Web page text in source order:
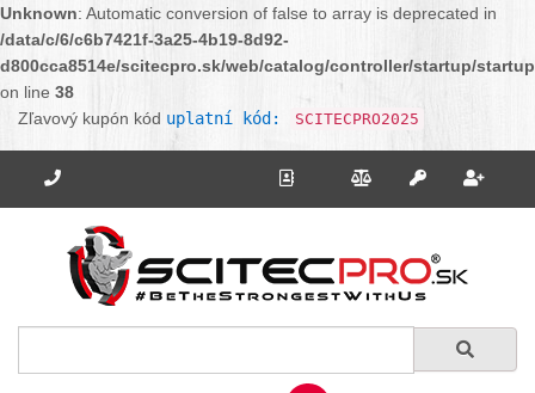
Unknown: Automatic conversion of false to array is deprecated in
/data/c/6/c6b7421f-3a25-4b19-8d92-
d800cca8514e/scitecpro.sk/web/catalog/controller/startup/
on line 38
Zľavový kupón kód uplatní kód: SCITECPRO2025
Potrebujete poradiť? Zavolajte nám. Kontakt Porovnanie
Prihlásiť sa